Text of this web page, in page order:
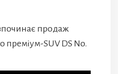
продаж
преміум-SUV DS No.